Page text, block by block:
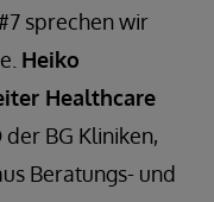
sprechen wir
Heiko
Healthcare
BG Kliniken,
Beratungs- und